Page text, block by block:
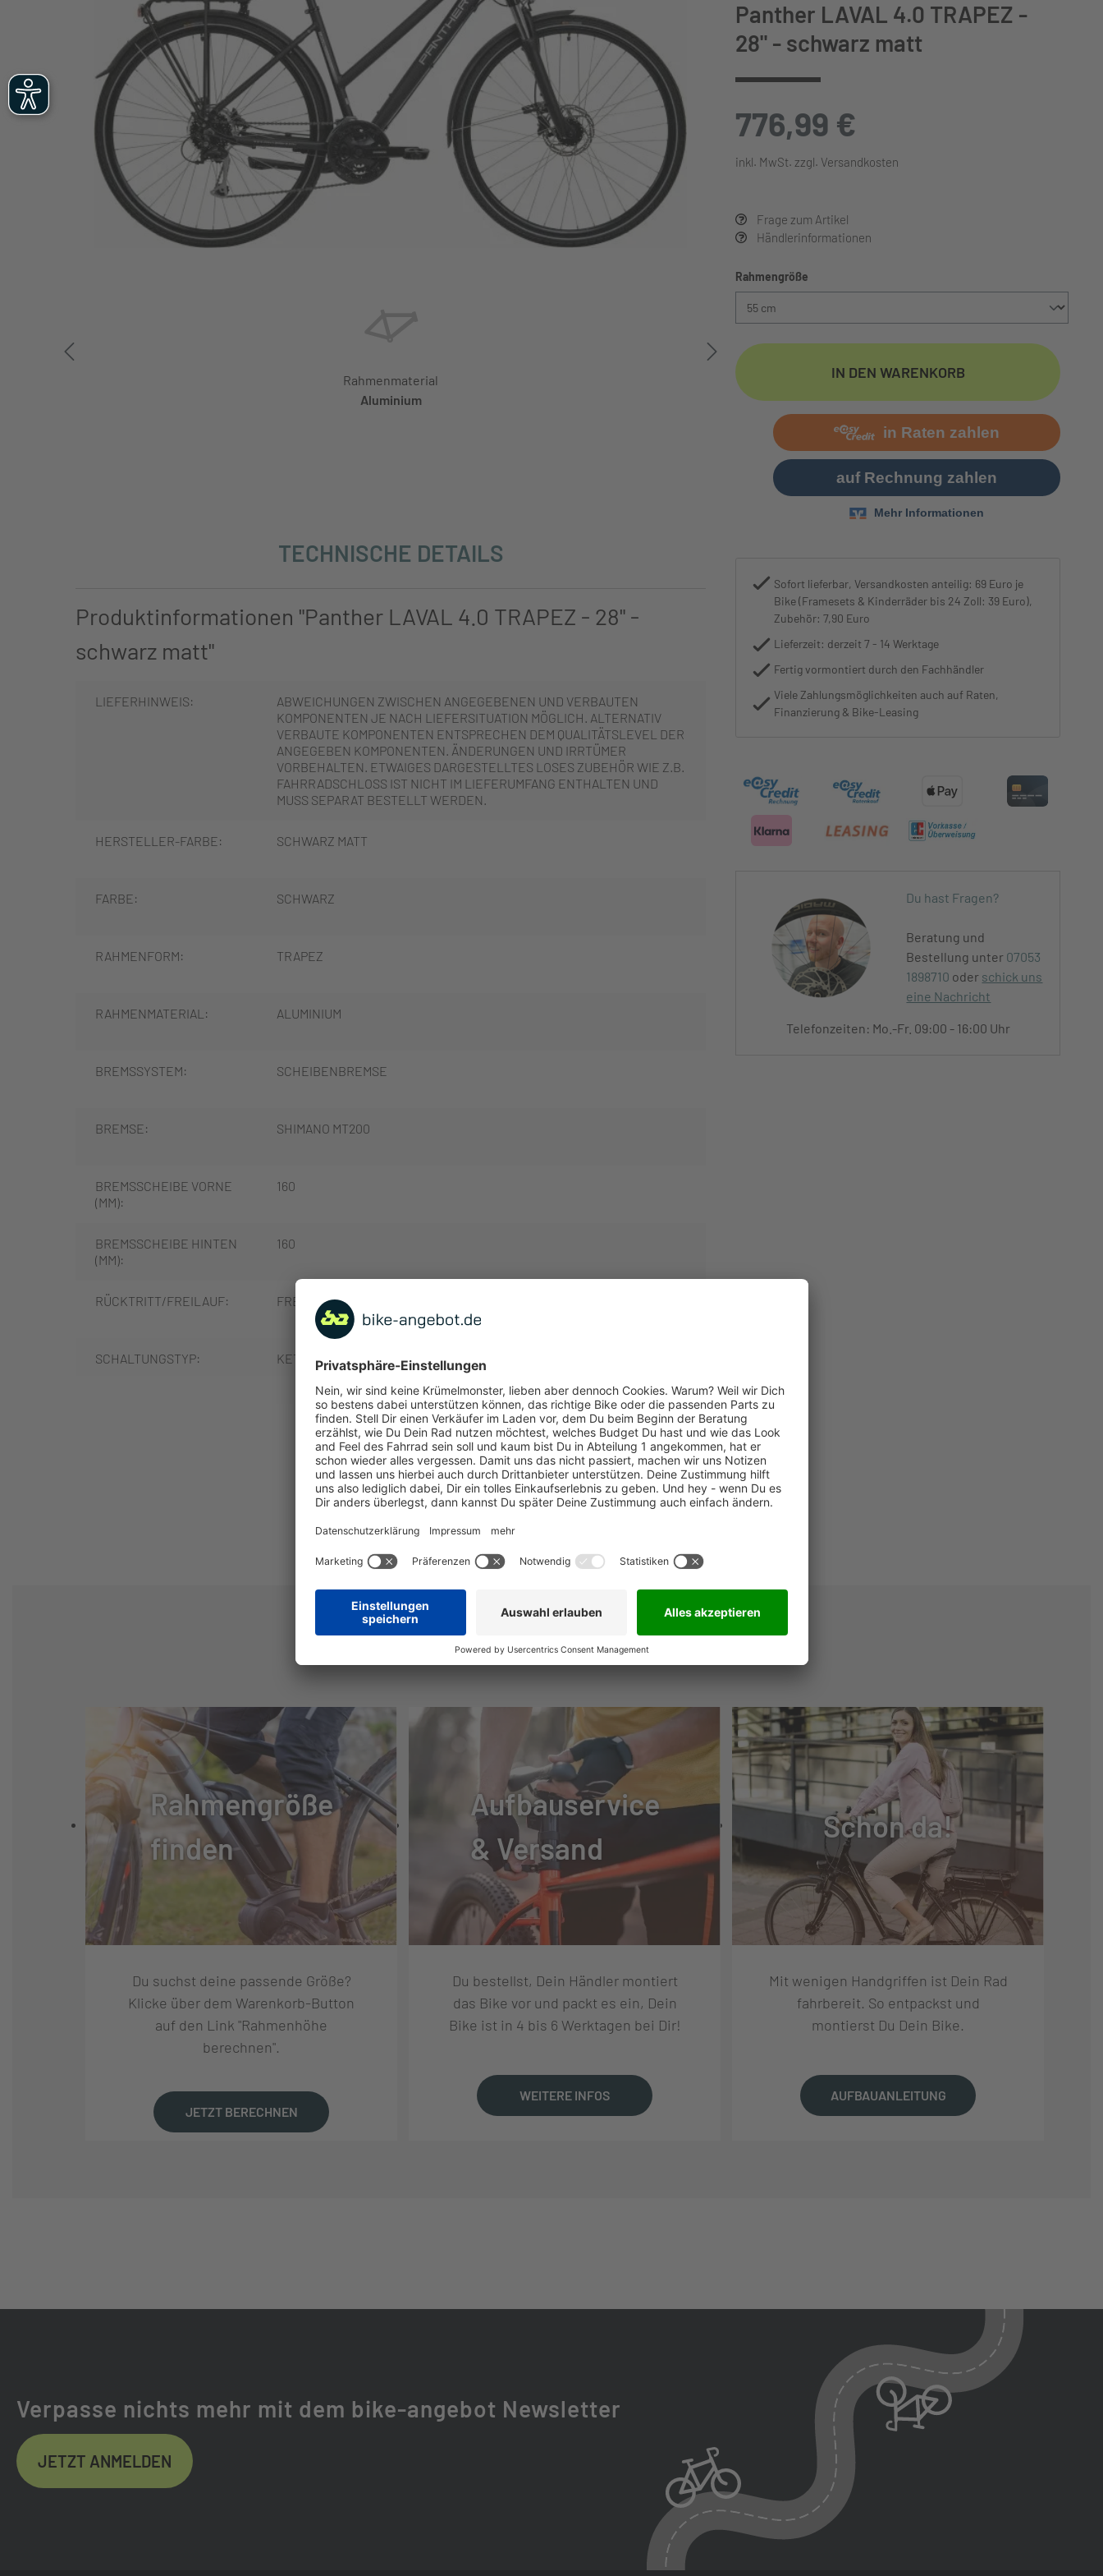
Rahmenmaterial
Aluminium
Bremse
Shimano MT200
Panther LAVAL 4.0 TRAPEZ -
28" - schwarz matt
776,99 €
inkl. MwSt. zzgl. Versandkosten
Frage zum Artikel
Händlerinformationen
Rahmengröße
IN DEN WARENKORB
Sofort lieferbar, Versandkosten anteilig: 69 Euro je
Bike (Framesets & Kinderräder bis 24 Zoll: 39 Euro),
Zubehör: 7,90 Euro
Lieferzeit: derzeit 7 - 14 Werktage
Fertig vormontiert durch den Fachhändler
Viele Zahlungsmöglichkeiten auch auf Raten,
Finanzierung & Bike-Leasing
Du hast Fragen?
Beratung und
Bestellung unter 07053
1898710 oder schick uns
eine Nachricht
Telefonzeiten: Mo.-Fr. 09:00 - 16:00 Uhr
TECHNISCHE DETAILS
Produktinformationen "Panther LAVAL 4.0 TRAPEZ - 28" -
schwarz matt"
LIEFERHINWEIS:
ABWEICHUNGEN ZWISCHEN ANGEGEBENEN UND VERBAUTEN
KOMPONENTEN JE NACH LIEFERSITUATION MÖGLICH. ALTERNATIV
VERBAUTE KOMPONENTEN ENTSPRECHEN DEM QUALITÄTSLEVEL DER
ANGEGEBEN KOMPONENTEN. ÄNDERUNGEN UND IRRTÜMER
VORBEHALTEN. ETWAIGES DARGESTELLTES LOSES ZUBEHÖR WIE Z.B.
FAHRRADSCHLOSS IST NICHT IM LIEFERUMFANG ENTHALTEN UND
MUSS SEPARAT BESTELLT WERDEN.
HERSTELLER-FARBE: SCHWARZ MATT
FARBE: SCHWARZ
RAHMENFORM: TRAPEZ
RAHMENMATERIAL: ALUMINIUM
BREMSSYSTEM: SCHEIBENBREMSE
BREMSE: SHIMANO MT200
BREMSSCHEIBE VORNE
(MM):
160
BREMSSCHEIBE HINTEN
(MM):
160
RÜCKTRITT/FREILAUF: FREILAUF
SCHALTUNGSTYP: KETTENSCHALTUNG
SHIMANO
SHIMANO ACERA
SHIMANO ACERA
FEDERUNG: STAHLGEFEDERT
REIFEN: SCHWALBE TYRAGO 42-622
SCHEINWERFER: AXA COMPACTLINE 20 LED
RÜCKLEUCHTE: AXA SPARK LED
GEWICHT CA. (KG): 16.4
120
MEHR ANZEIGEN
NÜTZLICHE INFOS
Rahmengröße
finden
Du suchst deine passende Größe?
Klicke über dem Warenkorb-Button
auf den Link "Rahmenhöhe
berechnen".
JETZT BERECHNEN
Aufbauservice
& Versand
Du bestellst, Dein Händler montiert
das Bike vor und packt es ein, Dein
Bike ist in 4 bis 6 Werktagen bei Dir!
WEITERE INFOS
Schon da!
Mit wenigen Handgriffen ist Dein Rad
fahrbereit. So entpackst und
montierst Du Dein Bike.
AUFBAUANLEITUNG
Verpasse nichts mehr mit dem bike-angebot Newsletter
JETZT ANMELDEN